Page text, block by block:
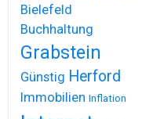
Bielefeld
Buchhaltung
Grabstein
Günstig Herford
Immobilien Inflation